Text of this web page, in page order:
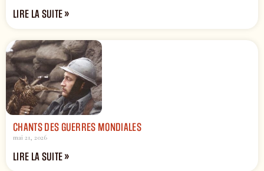
LIRE LA SUITE »
CHANTS DES GUERRES MONDIALES
mai 21, 2026
LIRE LA SUITE »